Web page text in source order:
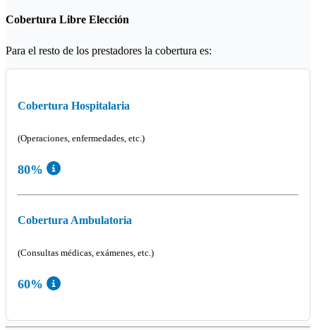
Cobertura Libre Elección
Para el resto de los prestadores la cobertura es:
Cobertura Hospitalaria
(Operaciones, enfermedades, etc.)
80%
Cobertura Ambulatoria
(Consultas médicas, exámenes, etc.)
60%